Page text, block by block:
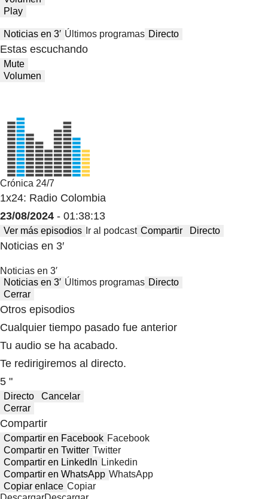
Play
Noticias en 3′ Últimos programas Directo
Estas escuchando
Mute
Volumen
Crónica 24/7
1x24: Radio Colombia
23/08/2024 - 01:38:13
Ver más episodios Ir al podcast Compartir Directo
Noticias en 3′
Noticias en 3′
Noticias en 3′ Últimos programas Directo
Cerrar
Otros episodios
Cualquier tiempo pasado fue anterior
Tu audio se ha acabado.
Te redirigiremos al directo.
5 "
Directo
Cancelar
Cerrar
Compartir
Compartir en Facebook Facebook
Compartir en Twitter Twitter
Compartir en LinkedIn Linkedin
Compartir en WhatsApp WhatsApp
Copiar enlace Copiar